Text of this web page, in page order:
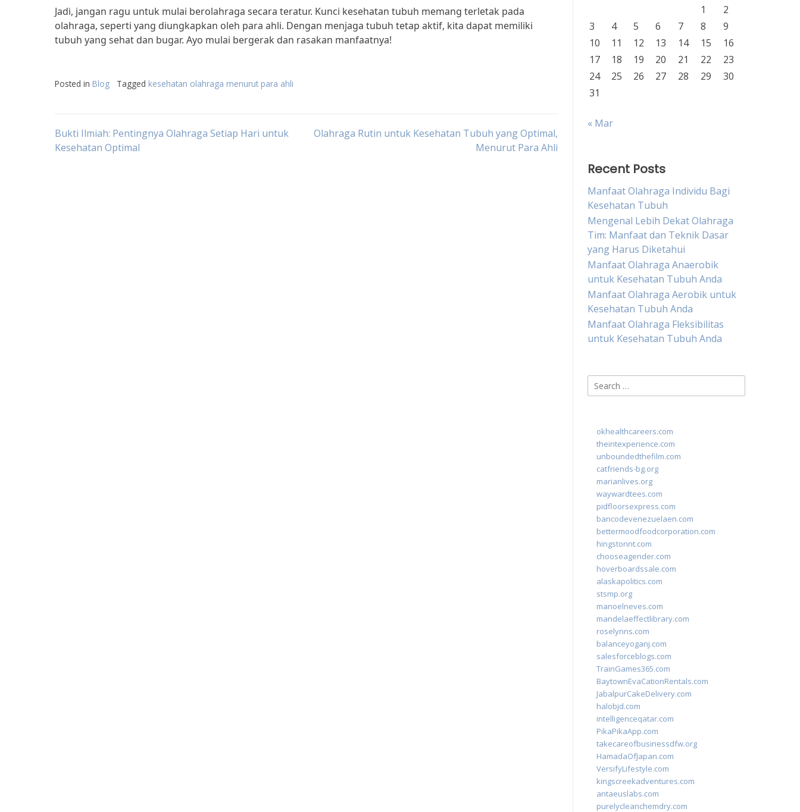
Jadi, jangan ragu untuk mulai berolahraga secara teratur. Kunci kesehatan tubuh memang terletak pada
olahraga, seperti yang diungkapkan oleh para ahli. Dengan menjaga tubuh tetap aktif, kita dapat memiliki
tubuh yang sehat dan bugar. Ayo mulai bergerak dan rasakan manfaatnya!
Posted in Blog Tagged kesehatan olahraga menurut para ahli
Post
Bukti Ilmiah: Pentingnya Olahraga Setiap Hari untuk
Kesehatan Optimal
Olahraga Rutin untuk Kesehatan Tubuh yang Optimal,
Menurut Para Ahli
1
2
3
4 5 6 7 8
9
10
11 12 13 14 15
16
17
18 19 20 21 22
23
24
25 26 27 28 29
30
31
« Mar
Recent Posts
Manfaat Olahraga Individu Bagi
Kesehatan Tubuh
Mengenal Lebih Dekat Olahraga
Tim: Manfaat dan Teknik Dasar
yang Harus Diketahui
Manfaat Olahraga Anaerobik
untuk Kesehatan Tubuh Anda
Manfaat Olahraga Aerobik untuk
Kesehatan Tubuh Anda
Manfaat Olahraga Fleksibilitas
untuk Kesehatan Tubuh Anda
Search
for:
okhealthcareers.com
theintexperience.com
unboundedthefilm.com
catfriends-bg.org
marianlives.org
waywardtees.com
pidfloorsexpress.com
bancodevenezuelaen.com
bettermoodfoodcorporation.com
hingstonnt.com
chooseagender.com
hoverboardssale.com
alaskapolitics.com
stsmp.org
manoelneves.com
mandelaeffectlibrary.com
roselynns.com
balanceyoganj.com
salesforceblogs.com
TrainGames365.com
BaytownEvaCationRentals.com
JabalpurCakeDelivery.com
halobjd.com
intelligenceqatar.com
PikaPikaApp.com
takecareofbusinessdfw.org
HamadaOfJapan.com
VersifyLifestyle.com
kingscreekadventures.com
antaeuslabs.com
purelycleanchemdry.com